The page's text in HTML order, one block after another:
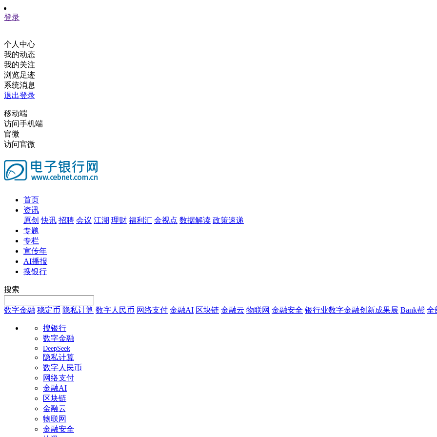
登录
个人中心
我的动态
我的关注
浏览足迹
系统消息
退出登录
移动端
访问手机端
官微
访问官微
首页
资讯
原创 快讯 招聘 会议 江湖 理财 福利汇 金视点 数据解读 政策速递
专题
专栏
宣传年
AI播报
搜银行
搜索
数字金融 稳定币 隐私计算 数字人民币 网络支付 金融AI 区块链 金融云 物联网 金融安全 银行业数字金融创新成果展 Bank帮 全
搜银行
数字金融
DeepSeek
隐私计算
数字人民币
网络支付
金融AI
区块链
金融云
物联网
金融安全